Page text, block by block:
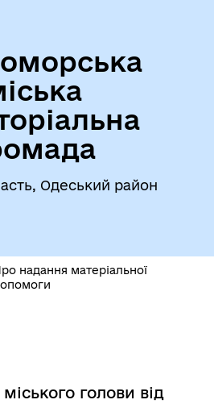
Одеський район
надання матеріальної
голови від